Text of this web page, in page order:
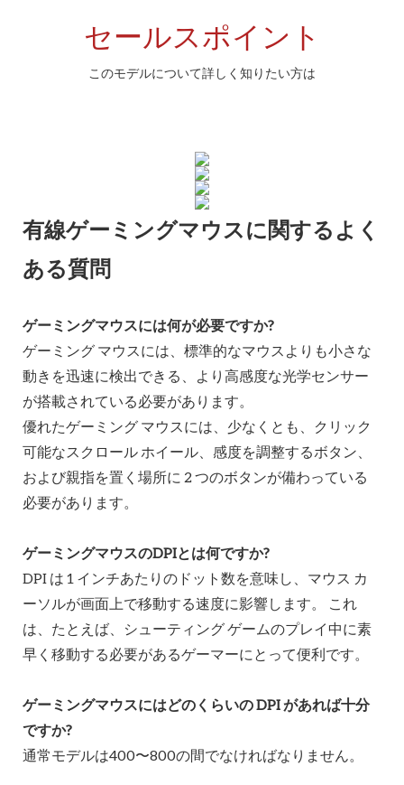
セールスポイント
このモデルについて詳しく知りたい方は
有線ゲーミングマウスに関するよく
ある質問
ゲーミングマウスには何が必要ですか?
ゲーミング マウスには、標準的なマウスよりも小さな
動きを迅速に検出できる、より高感度な光学センサー
が搭載されている必要があります。
優れたゲーミング マウスには、少なくとも、クリック
可能なスクロール ホイール、感度を調整するボタン、
および親指を置く場所に 2 つのボタンが備わっている
必要があります。
ゲーミングマウスのDPIとは何ですか?
DPI は 1 インチあたりのドット数を意味し、マウス カ
ーソルが画面上で移動する速度に影響します。 これ
は、たとえば、シューティング ゲームのプレイ中に素
早く移動する必要があるゲーマーにとって便利です。
ゲーミングマウスにはどのくらいの DPI があれば十分
ですか?
通常モデルは400〜800の間でなければなりません。